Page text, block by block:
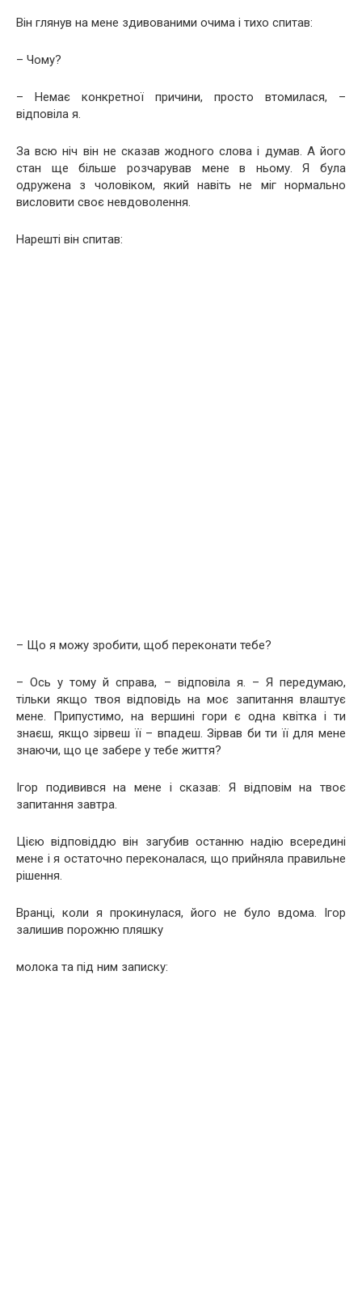
Він глянув на мене здивованими очима і тихо спитав:
– Чому?
– Немає конкретної причини, просто втомилася, –
відповіла я.
За всю ніч він не сказав жодного слова і думав. А його
стан ще більше розчарував мене в ньому. Я була
одружена з чоловіком, який навіть не міг нормально
висловити своє невдоволення.
Нарешті він спитав:
– Що я можу зробити, щоб переконати тебе?
– Ось у тому й справа, – відповіла я. – Я передумаю,
тільки якщо твоя відповідь на моє запитання влаштує
мене. Припустимо, на вершині гори є одна квітка і ти
знаєш, якщо зірвеш її – впадеш. Зірвав би ти її для мене
знаючи, що це забере у тебе життя?
Ігор подивився на мене і сказав: Я відповім на твоє
запитання завтра.
Цією відповіддю він загубив останню надію всередині
мене і я остаточно переконалася, що прийняла правильне
рішення.
Вранці, коли я прокинулася, його не було вдома. Ігор
залишив порожню пляшку
молока та під ним записку: